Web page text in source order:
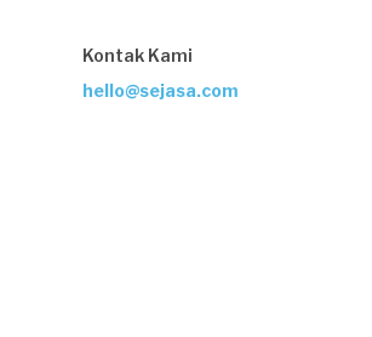
Kontak Kami
hello@sejasa.com